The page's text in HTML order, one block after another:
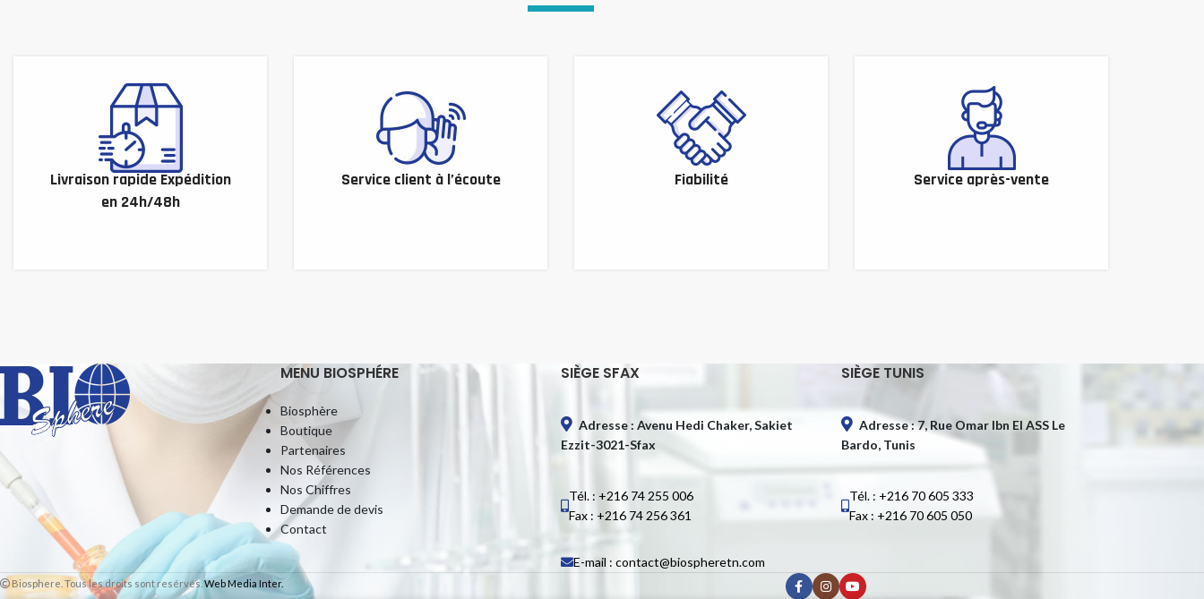
Livraison rapide Expédition
en 24h/48h
Service client à l’écoute Fiabilité Service après-vente
MENU BIOSPHÉRE
Biosphère
Boutique
Partenaires
Nos Références
Nos Chiffres
Demande de devis
Contact
SIÈGE SFAX
Adresse : Avenu Hedi Chaker, Sakiet
Ezzit-3021-Sfax
Tél. : +216 74 255 006
Fax : +216 74 256 361
E-mail : contact@biospheretn.com
SIÈGE TUNIS
Adresse : 7, Rue Omar Ibn El ASS Le
Bardo, Tunis
Tél. : +216 70 605 333
Fax : +216 70 605 050
Biosphere. Tous les droits sont resérvés. Web Media Inter.